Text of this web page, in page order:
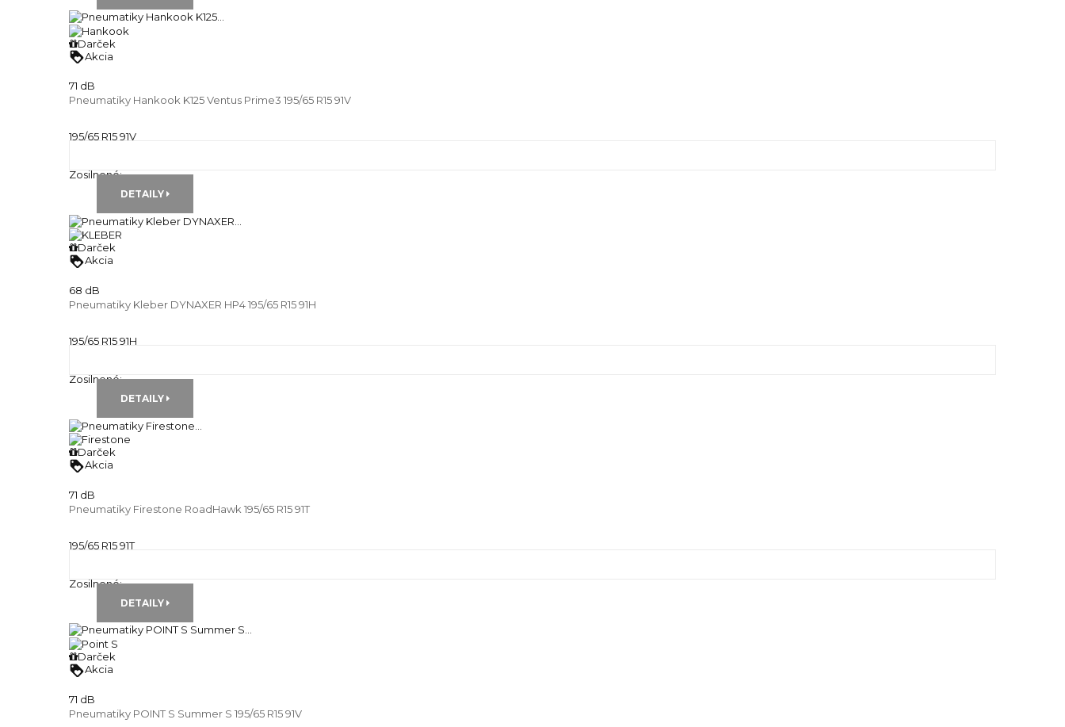
Darček
loyaltyAkcia
71 dB
Pneumatiky Hankook K125 Ventus Prime3 195/65 R15 91V
195/65 R15 91V
Zosilnené:---
DETAILY
Darček
loyaltyAkcia
68 dB
Pneumatiky Kleber DYNAXER HP4 195/65 R15 91H
195/65 R15 91H
Zosilnené:---
DETAILY
Darček
loyaltyAkcia
71 dB
Pneumatiky Firestone RoadHawk 195/65 R15 91T
195/65 R15 91T
Zosilnené:---
DETAILY
Darček
loyaltyAkcia
71 dB
Pneumatiky POINT S Summer S 195/65 R15 91V